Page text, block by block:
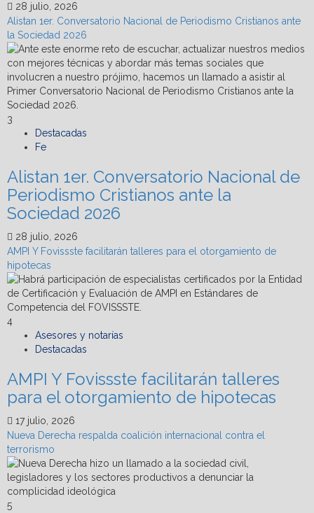
28 julio, 2026
Alistan 1er. Conversatorio Nacional de Periodismo Cristianos ante
la Sociedad 2026
3
Destacadas
Fe
Alistan 1er. Conversatorio Nacional de
Periodismo Cristianos ante la
Sociedad 2026
28 julio, 2026
AMPI Y Fovissste facilitarán talleres para el otorgamiento de
hipotecas
4
Asesores y notarías
Destacadas
AMPI Y Fovissste facilitarán talleres
para el otorgamiento de hipotecas
17 julio, 2026
Nueva Derecha respalda coalición internacional contra el
terrorismo
5